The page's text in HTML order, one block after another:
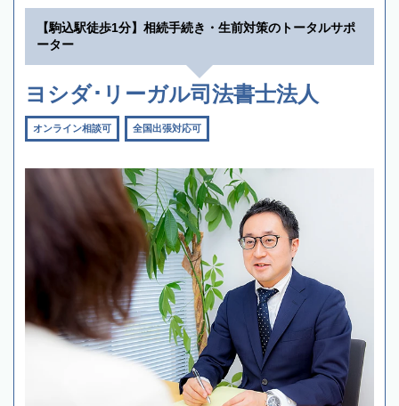
【駒込駅徒歩1分】相続手続き・生前対策のトータルサポ
ーター
ヨシダ･リーガル司法書士法人
オンライン相談可 全国出張対応可